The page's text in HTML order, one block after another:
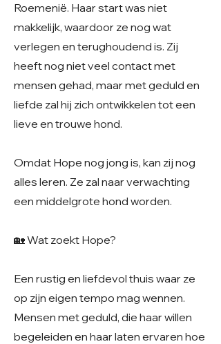
Roemenië. Haar start was niet
makkelijk, waardoor ze nog wat
verlegen en terughoudend is. Zij
heeft nog niet veel contact met
mensen gehad, maar met geduld en
liefde zal hij zich ontwikkelen tot een
lieve en trouwe hond.
Omdat Hope nog jong is, kan zij nog
alles leren. Ze zal naar verwachting
een middelgrote hond worden.
🏡 Wat zoekt Hope?
Een rustig en liefdevol thuis waar ze
op zijn eigen tempo mag wennen.
Mensen met geduld, die haar willen
begeleiden en haar laten ervaren hoe